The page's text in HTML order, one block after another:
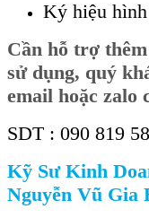
Ký hiệu
Cần hỗ trợ
sử dụng, quý
email hoặc zalo
SDT : 090 819
Kỹ Sư Kinh
Nguyễn Vũ Gia